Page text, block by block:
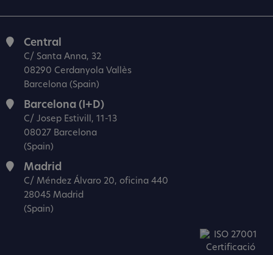
Central
C/ Santa Anna, 32
08290 Cerdanyola Vallès
Barcelona (Spain)
Barcelona (I+D)
C/ Josep Estivill, 11-13
08027 Barcelona
(Spain)
Madrid
C/ Méndez Álvaro 20, oficina 440
28045 Madrid
(Spain)
Certificació